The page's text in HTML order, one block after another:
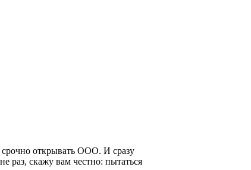
открывать ООО. И сразу
раз, скажу вам честно: пытаться